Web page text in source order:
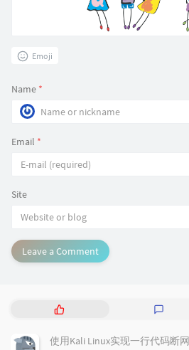
Emoji
Name *
Email *
Site
Leave a Comment
P
p
t
使用Kali Linux实现一行代码断网